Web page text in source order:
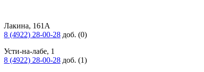
Лакина, 161А
8 (4922) 28-00-28 доб. (0)
Усти-на-лабе, 1
8 (4922) 28-00-28 доб. (1)